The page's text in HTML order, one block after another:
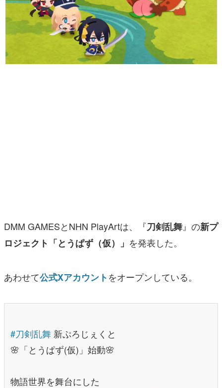
若ゲのいたり〜ゲームクリエイターの青春〜
『うつヌケ』『ペンと箸』等で知られるマンガ家・田中圭
一先生によるゲーム業界レポートマンガです。
なんでゲームは面白い？
ゲーム開発者・hamatsu氏がゲームの魅力を画面や操作の
具体的な形から解き明かしていく、硬派で骨太な評論連載
その他
運営：株式会社マレ
DMM GAMESとNHN PlayArtは、『刀剣乱舞』の新プ
ロジェクト「とうぱず（仮）」 を発表した。
あわせて公式Xアカウントをオープンしている。
#刀剣乱舞 新ぷろじぇくと
🌸「とうぱず(仮)」始動🌸
物語世界を舞台にした